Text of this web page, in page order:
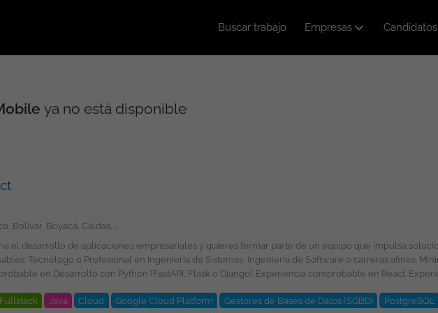
Buscar trabajo Empresas Candidatos
ya no está disponible
Fullstack Java Cloud Google Cloud Platform Gestores de Bases de Datos (SGBD)
PostgreSQL